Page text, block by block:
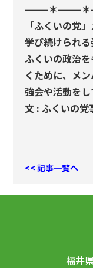
———＊———
「ふくいの党
学び続けられ
ふくいの政治
くために、メ
強会や活動を
文 : ふくいの党
<< 記事一覧へ
福井